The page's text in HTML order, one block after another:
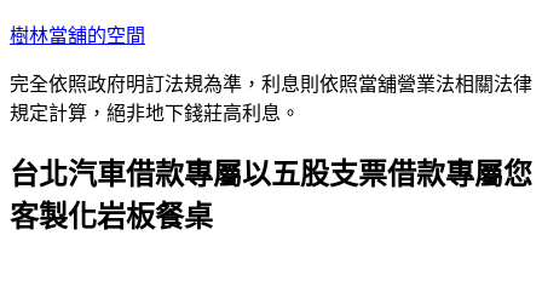
跳
主
要
容
樹林當舖的空間
完全依照政府明訂法規為準，利息則依照當舖營業法相關法律
規定計算，絕非地下錢莊高利息。
台北汽車借款專屬以五股支票借款專屬您
客製化岩板餐桌